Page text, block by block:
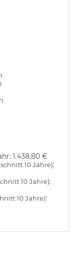
1.438,80 €
10 Jahre):
10 Jahre):
10 Jahre):